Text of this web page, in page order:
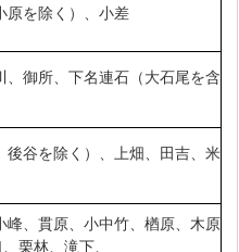
原を除く）、小差
、御所、下名連石（大石尾を含
後谷を除く）、上畑、田吉、米
峰、貫原、小中竹、楢原、木原
栗林、滝下、